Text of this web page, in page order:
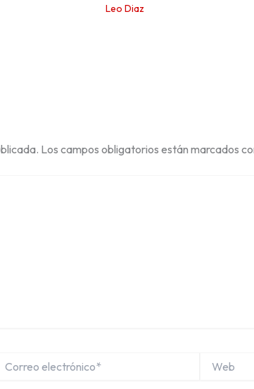
Leo Diaz
Los campos obligatorios están marcados